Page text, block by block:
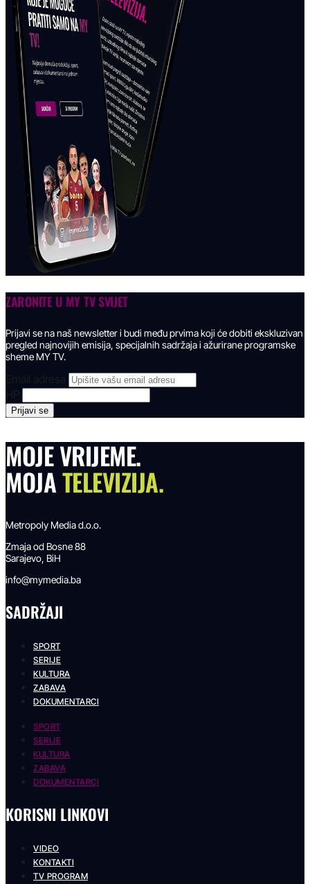
ZARONITE U MY TV SVIJET
Prijavi se na naš newsletter i budi među prvima koji će dobiti ekskluzivan
pregled najnovijih emisija, specijalnih sadržaja i ažurirane programske
sheme MY TV.
Email adresa
MOJE VRIJEME.
MOJATELEVIZIJA.
Metropoly Media d.o.o.
Zmaja od Bosne 88
Sarajevo, BiH
info@mymedia.ba
SADRŽAJI
SPORT
SERIJE
KULTURA
ZABAVA
DOKUMENTARCI
SPORT
SERIJE
KULTURA
ZABAVA
DOKUMENTARCI
KORISNI LINKOVI
VIDEO
KONTAKTI
TV PROGRAM